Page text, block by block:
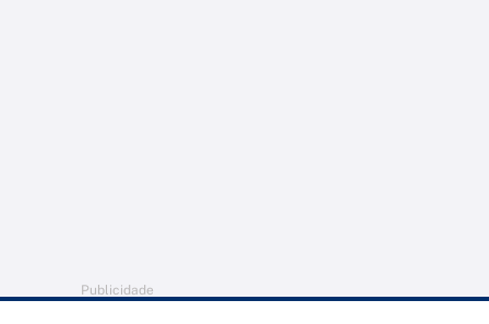
Publicidade